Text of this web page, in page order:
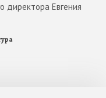
директора Евгения